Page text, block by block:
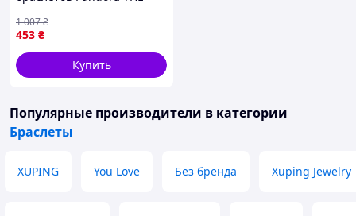
подвесками - По лучшей
цене!
453 ₴
1 007₴
Купить
Популярные производители в категории
Браслеты
XUPING You Love Без бренда Xuping Jewelry